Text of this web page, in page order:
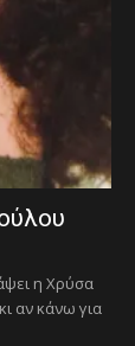
η Χρύσα
αν κάνω για